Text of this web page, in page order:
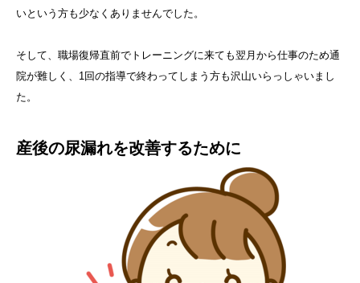
いという方も少なくありませんでした。
そして、職場復帰直前でトレーニングに来ても翌月から仕事のため通
院が難しく、1回の指導で終わってしまう方も沢山いらっしゃいまし
た。
産後の尿漏れを改善するために